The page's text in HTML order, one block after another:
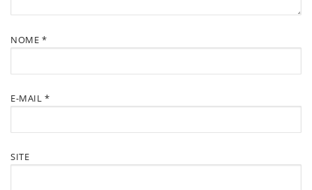
NOME *
E-MAIL *
SITE